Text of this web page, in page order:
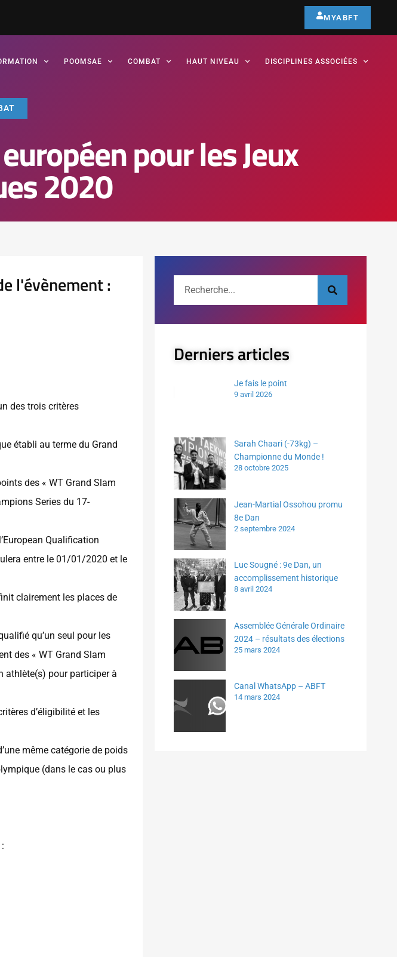
MYABFT
POOMSAE COMBAT HAUT NIVEAU DISCIPLINES ASSOCIÉES
pour les Jeux
2020
l'évènement :
des trois critères
établi au terme du Grand
des « WT Grand Slam
Series du 17-
Qualification
entre le 01/01/2020 et le
clairement les places de
qu’un seul pour les
des « WT Grand Slam
athlète(s) pour participer à
d’éligibilité et les
même catégorie de poids
(dans le cas ou plus
Derniers articles
Je fais le point
9 avril 2026
Sarah Chaari (-73kg) –
Championne du Monde !
28 octobre 2025
Jean-Martial Ossohou promu
8e Dan
2 septembre 2024
Luc Sougné : 9e Dan, un
accomplissement historique
8 avril 2024
Assemblée Générale Ordinaire
2024 – résultats des élections
25 mars 2024
Canal WhatsApp – ABFT
14 mars 2024